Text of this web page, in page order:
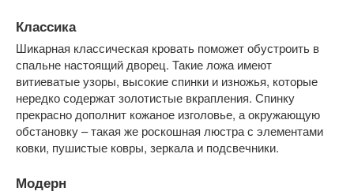
Классика
Шикарная классическая кровать поможет обустроить в
спальне настоящий дворец. Такие ложа имеют
витиеватые узоры, высокие спинки и изножья, которые
нередко содержат золотистые вкрапления. Спинку
прекрасно дополнит кожаное изголовье, а окружающую
обстановку – такая же роскошная люстра с элементами
ковки, пушистые ковры, зеркала и подсвечники.
Модерн